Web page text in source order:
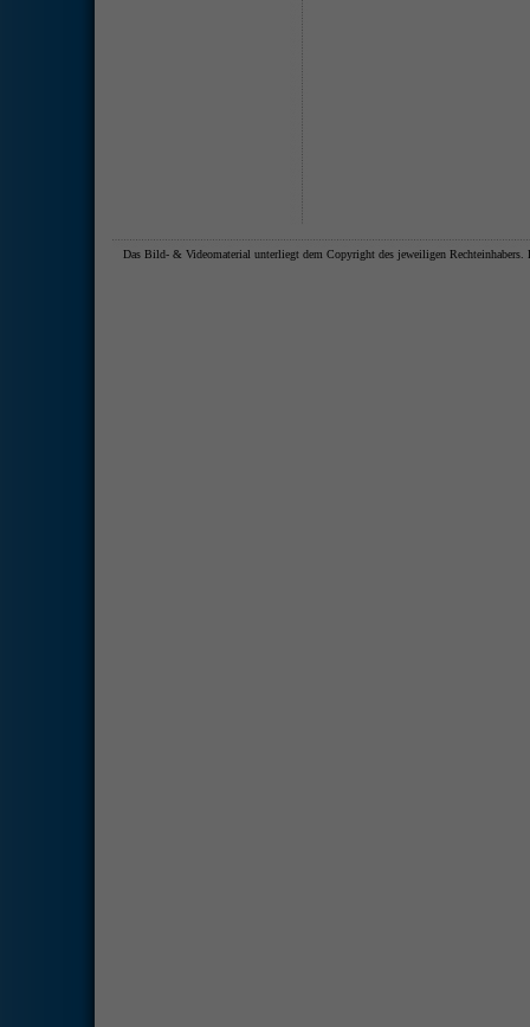
Das Bild- & Videomaterial unterliegt dem Copyright des jeweiligen